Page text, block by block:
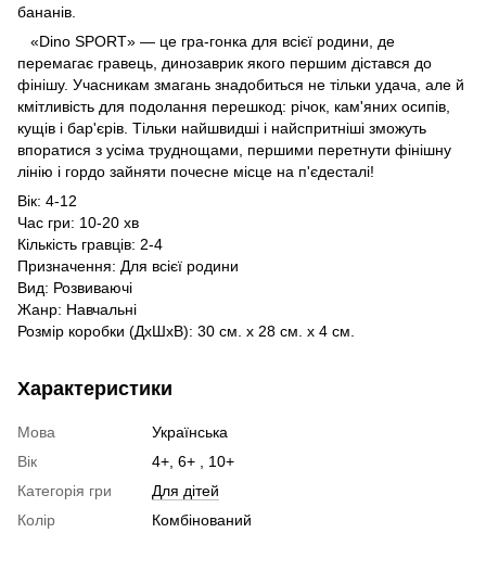
бананів.
«Dino SPORT» — це гра-гонка для всієї родини, де
перемагає гравець, динозаврик якого першим дістався до
фінішу. Учасникам змагань знадобиться не тільки удача, але й
кмітливість для подолання перешкод: річок, кам'яних осипів,
кущів і бар'єрів. Тільки найшвидші і найспритніші зможуть
впоратися з усіма труднощами, першими перетнути фінішну
лінію і гордо зайняти почесне місце на п'єдесталі!
Вік: 4-12
Час гри: 10-20 хв
Кількість гравців: 2-4
Призначення: Для всієї родини
Вид: Розвиваючі
Жанр: Навчальні
Розмір коробки (ДхШхВ): 30 см. x 28 см. x 4 см.
Характеристики
Мова
Українська
Вік
4+, 6+ , 10+
Категорія гри
Для дітей
Колір
Комбінований